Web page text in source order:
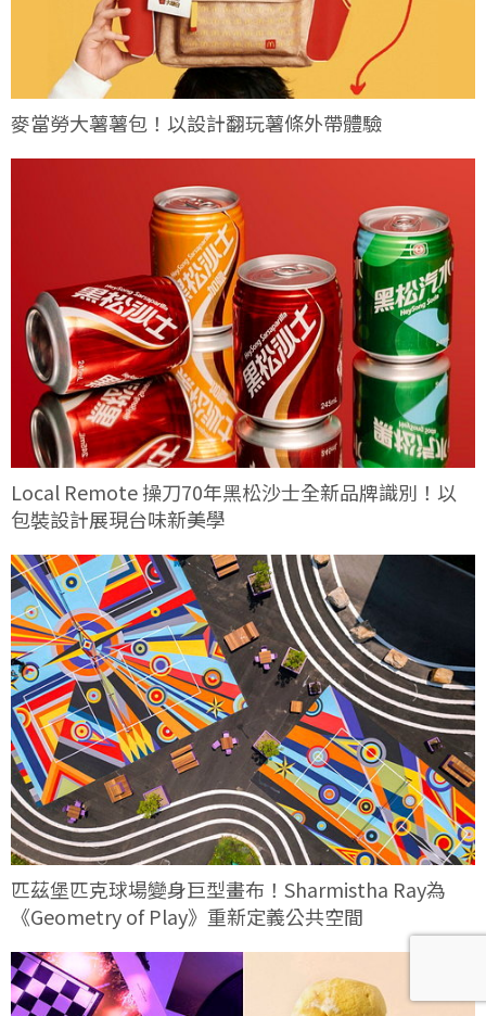
麥當勞大薯薯包！以設計翻玩薯條外帶體驗
Local Remote 操刀70年黑松沙士全新品牌識別！以
包裝設計展現台味新美學
匹茲堡匹克球場變身巨型畫布！Sharmistha Ray為
《Geometry of Play》重新定義公共空間